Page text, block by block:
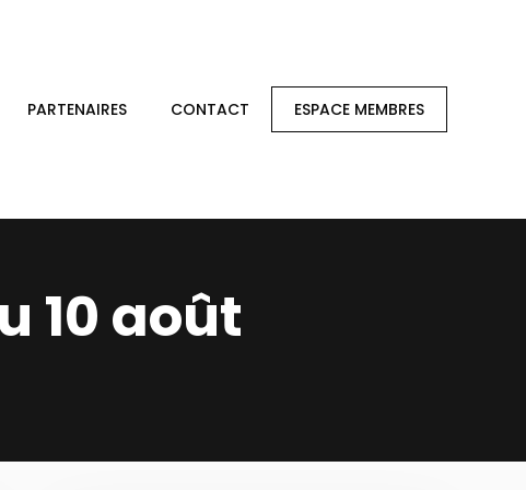
PARTENAIRES CONTACT ESPACE MEMBRES
10 août